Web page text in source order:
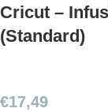
Cricut –
(Standard)
€17,49